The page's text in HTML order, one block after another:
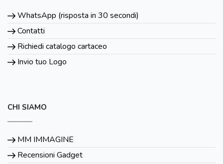
WhatsApp (risposta in 30 secondi)
Contatti
Richiedi catalogo cartaceo
Invio tuo Logo
CHI SIAMO
MM IMMAGINE
Recensioni Gadget